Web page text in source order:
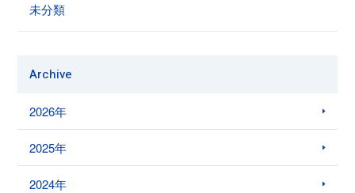
未分類
Archive
2026年
2025年
2024年